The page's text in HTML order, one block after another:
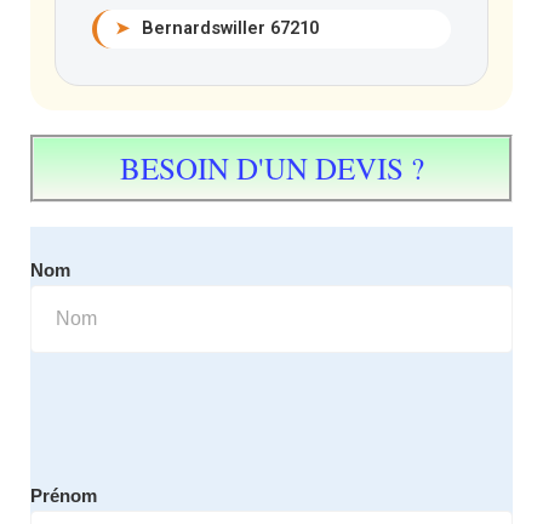
➤ Bernardswiller 67210
BESOIN D'UN DEVIS ?
Nom
Prénom